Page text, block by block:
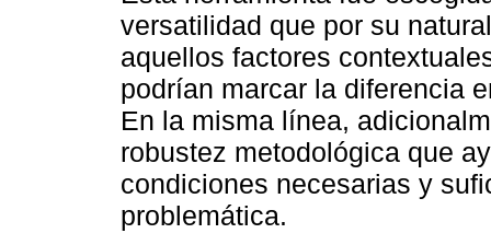
versatilidad que por su
aquellos factores
podrían marcar la diferencia
En la misma línea,
robustez metodológica que
condiciones necesarias y
problemática.